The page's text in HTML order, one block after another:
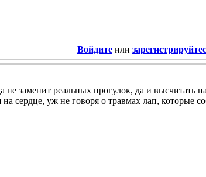
Войдите или
не заменит реальных прогулок, да и высчитать
на сердце, уж не говоря о травмах лап, которые